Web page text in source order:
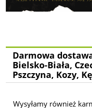
Darmowa
Bielsko-Biała,
Pszczyna, Kozy,
Wysyłamy również